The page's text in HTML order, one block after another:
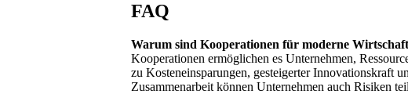
FAQ
Warum sind Kooperationen für moderne
Kooperationen ermöglichen es Unternehmen,
zu Kosteneinsparungen, gesteigerter Innovationskraft
Zusammenarbeit können Unternehmen auch Risiken